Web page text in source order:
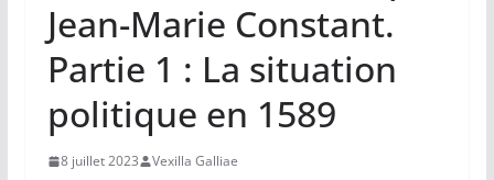
Jean-Marie Constant.
Partie 1 : La situation
politique en 1589
8 juillet 2023 Vexilla Galliae